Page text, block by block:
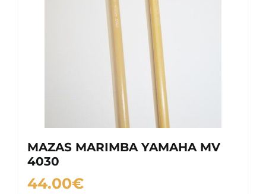
MAZAS MARIMBA YAMAHA MV
4030
44.00€